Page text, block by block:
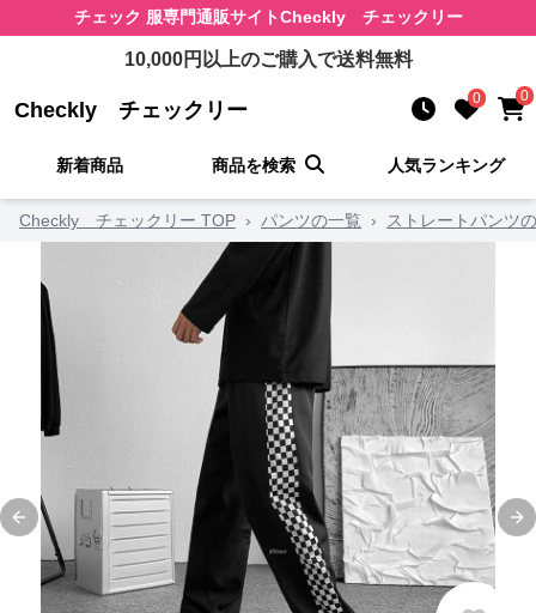
チェック 服専門通販サイトCheckly チェックリー
10,000円以上のご購入で送料無料
Checkly チェックリー 0 0
新着商品 商品を検索 人気ランキング
Checkly チェックリー TOP › パンツの一覧 › ストレートパンツ
Previous slide